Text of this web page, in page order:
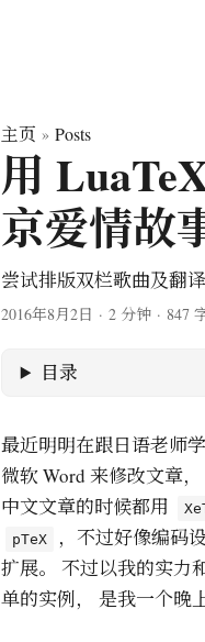
主页 » Posts
用
京爱情故
尝试排版双栏歌曲及翻
2016年8月2日 · 2 分钟 · 847
目录
最近明明在跟日语老师
微软 Word 来修改文章
中文文章的时候都用
pTeX ，不过好像编码
扩展。 不过以我的实力
单的实例， 是我一个晚